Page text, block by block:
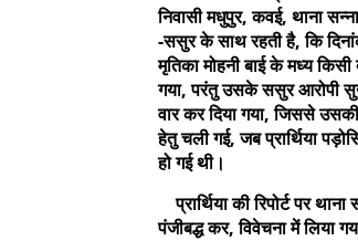
निवासी मधुपुर, कवई, थाना
-ससुर के साथ रहती है, कि
मृतिका मोहनी बाई के मध्य किसी
गया, परंतु उसके ससुर आरोपी
वार कर दिया गया, जिससे
हेतु चली गई, जब प्रार्थिया
हो गई थी।
प्रार्थिया की रिपोर्ट पर
पंजीबद्ध कर, विवेचना में लिया